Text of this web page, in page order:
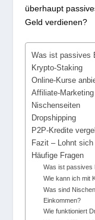
überhaupt
Geld verdienen?
Was ist passives
Krypto-Staking
Online-Kurse
Affiliate-
Nischenseiten
Dropshipping
P2P-Kredite
Fazit – Lohnt sich
Häufige Fragen
Was ist passives
Wie kann ich mit
Was sind
Einkommen?
Wie funktioniert